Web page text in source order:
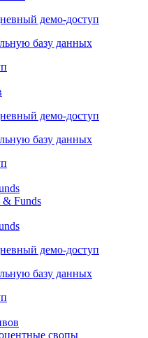
SPO
базу данных
базу данных
Funds
базу данных